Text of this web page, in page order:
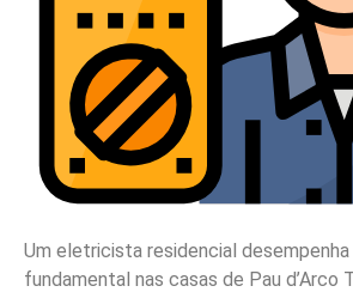
Um eletricista residencial desempenha
fundamental nas casas de Pau d’Arco